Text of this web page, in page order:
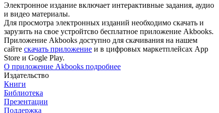
Электронное издание включает интерактивные задания, аудио
и видео материалы.
Для просмотра электронных изданий необходимо скачать и
зарузить на свое устройтсво бесплатное приложение Akbooks.
Приложение Akbooks доступно для скачивания на нашем
сайте скачать приложение и в цифровых маркетплейсах App
Store и Gogle Play.
О приложение Akbooks подробнее
Издательство
Книги
Библиотека
Презентации
Поддержка